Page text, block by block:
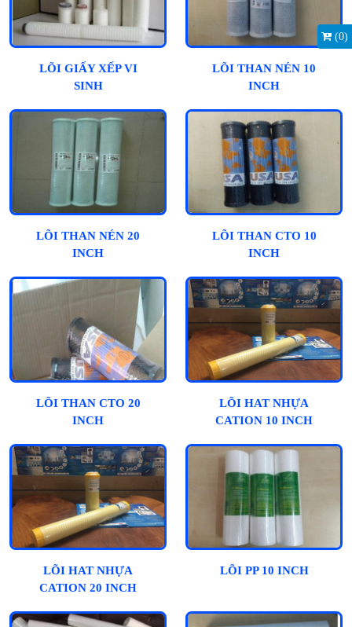
(0)
LÕI GIẤY XẾP VI
SINH
LÕI THAN NÉN 10
INCH
LÕI THAN NÉN 20
INCH
LÕI THAN CTO 10
INCH
LÕI THAN CTO 20
INCH
LÕI HAT NHỰA
CATION 10 INCH
LÕI HAT NHỰA
CATION 20 INCH
LÕI PP 10 INCH